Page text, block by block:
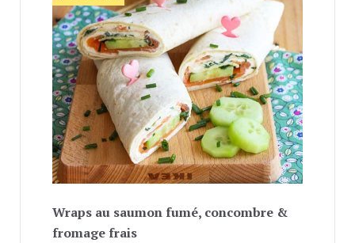
Wraps au saumon fumé, concombre &
fromage frais